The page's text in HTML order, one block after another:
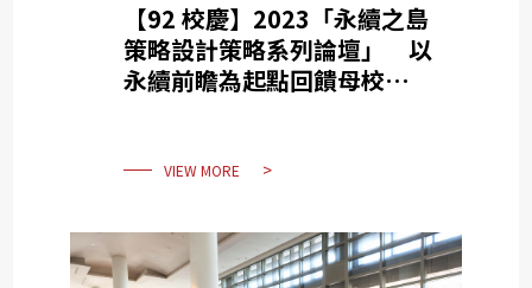
【92 校慶】2023「永續之島
策略設計策略系列論壇」 以
永續前瞻為起點回饋母校共好
VIEW MORE